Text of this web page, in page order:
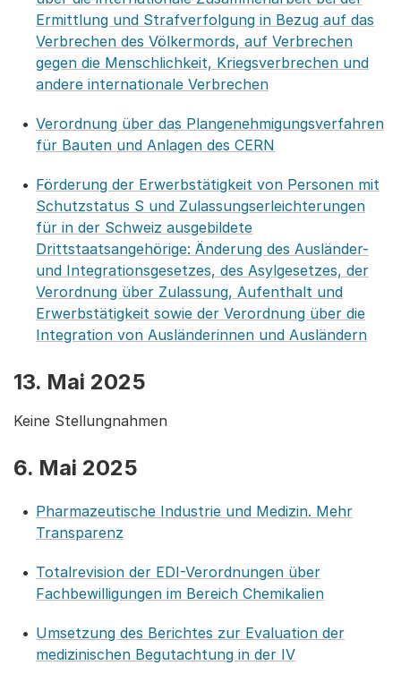
Ermittlung und Strafverfolgung in Bezug auf das
Verbrechen des Völkermords, auf Verbrechen
gegen die Menschlichkeit, Kriegsverbrechen und
andere internationale Verbrechen
Verordnung über das Plangenehmigungsverfahren
für Bauten und Anlagen des CERN
Förderung der Erwerbstätigkeit von Personen mit
Schutzstatus S und Zulassungserleichterungen
für in der Schweiz ausgebildete
Drittstaatsangehörige: Änderung des Ausländer-
und Integrationsgesetzes, des Asylgesetzes, der
Verordnung über Zulassung, Aufenthalt und
Erwerbstätigkeit sowie der Verordnung über die
Integration von Ausländerinnen und Ausländern
13. Mai 2025
Keine Stellungnahmen
6. Mai 2025
Pharmazeutische Industrie und Medizin. Mehr
Transparenz
Totalrevision der EDI-Verordnungen über
Fachbewilligungen im Bereich Chemikalien
Umsetzung des Berichtes zur Evaluation der
medizinischen Begutachtung in der IV